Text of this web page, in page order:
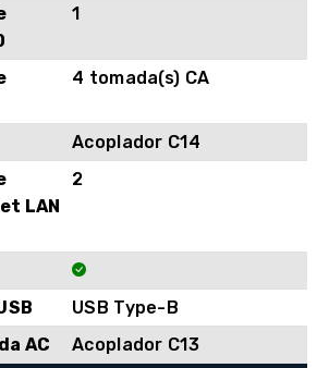
1
4 tomada(s) CA
Acoplador C14
LAN
2
USB Type-B
AC
Acoplador C13